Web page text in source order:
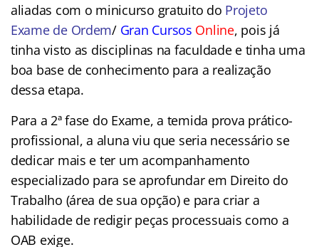
aliadas com o minicurso gratuito do Projeto
Exame de Ordem/ Gran Cursos Online, pois já
tinha visto as disciplinas na faculdade e tinha uma
boa base de conhecimento para a realização
dessa etapa.
Para a 2ª fase do Exame, a temida prova prático-
profissional, a aluna viu que seria necessário se
dedicar mais e ter um acompanhamento
especializado para se aprofundar em Direito do
Trabalho (área de sua opção) e para criar a
habilidade de redigir peças processuais como a
OAB exige.